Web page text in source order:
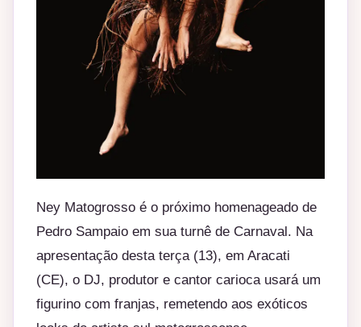
Ney Matogrosso é o próximo homenageado de
Pedro Sampaio em sua turnê de Carnaval. Na
apresentação desta terça (13), em Aracati
(CE), o DJ, produtor e cantor carioca usará um
figurino com franjas, remetendo aos exóticos